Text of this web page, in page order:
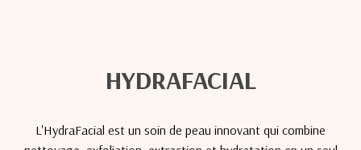
HYDRAFACIAL
L'HydraFacial est un soin de peau innovant qui combine